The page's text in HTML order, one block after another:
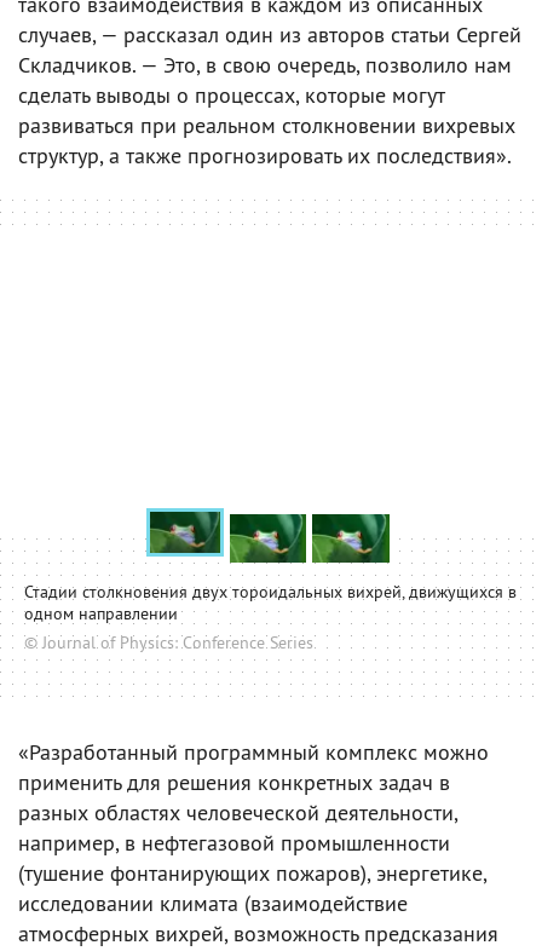
случаев, — рассказал один из авторов статьи Сергей
Складчиков. — Это, в свою очередь, позволило нам
сделать выводы о процессах, которые могут
развиваться при реальном столкновении вихревых
структур, а также прогнозировать их последствия».
Стадии столкновения двух тороидальных вихрей, движущихся в
одном направлении
© Journal of Physics: Conference Series
«Разработанный программный комплекс можно
применить для решения конкретных задач в
разных областях человеческой деятельности,
например, в нефтегазовой промышленности
(тушение фонтанирующих пожаров), энергетике,
исследовании климата (взаимодействие
атмосферных вихрей, возможность предсказания